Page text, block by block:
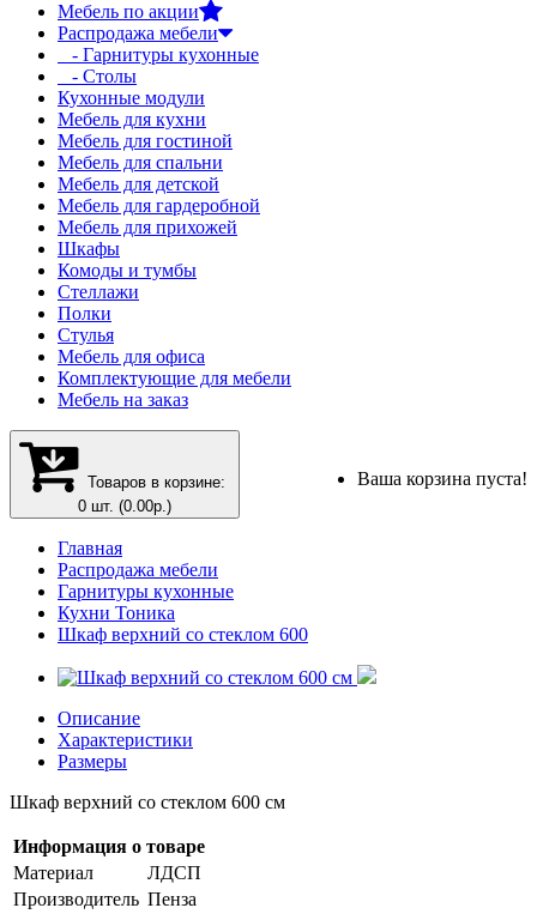
Мебель по акции
Распродажа мебели
- Гарнитуры кухонные
- Столы
Кухонные модули
Мебель для кухни
Мебель для гостиной
Мебель для спальни
Мебель для детской
Мебель для гардеробной
Мебель для прихожей
Шкафы
Комоды и тумбы
Стеллажи
Полки
Стулья
Мебель для офиса
Комплектующие для мебели
Мебель на заказ
Товаров в корзине:
0 шт. (0.00р.)
Ваша корзина пуста!
Главная
Распродажа мебели
Гарнитуры кухонные
Кухни Тоника
Шкаф верхний со стеклом 600
Описание
Характеристики
Размеры
Шкаф верхний со стеклом 600 см
Информация о товаре
Материал
ЛДСП
Производитель Пенза